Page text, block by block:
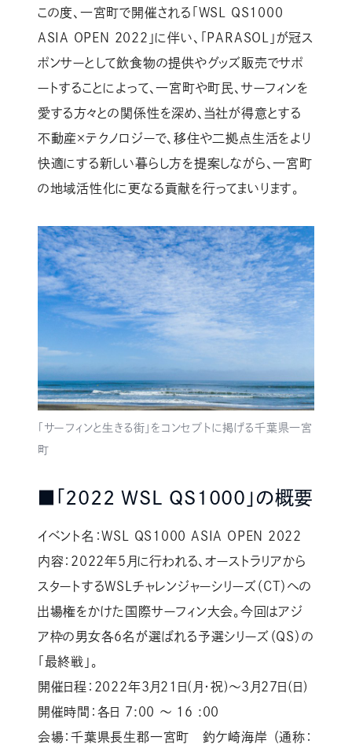
この度、一宮町で開催される「WSL QS1000
ASIA OPEN 2022」に伴い、「PARASOL」が冠ス
ポンサーとして飲食物の提供やグッズ販売でサポ
ートすることによって、一宮町や町民、サーフィンを
愛する方々との関係性を深め、当社が得意とする
不動産×テクノロジーで、移住や二拠点生活をより
快適にする新しい暮らし方を提案しながら、一宮町
の地域活性化に更なる貢献を行ってまいります。
「サーフィンと生きる街」をコンセプトに掲げる千葉県一宮
町
■「2022 WSL QS1000」の概要
イベント名：WSL QS1000 ASIA OPEN 2022
内容：2022年5月に行われる、オーストラリアから
スタートするWSLチャレンジャーシリーズ（CT）への
出場権をかけた国際サーフィン大会。今回はアジ
ア枠の男女各６名が選ばれる予選シリーズ（QS）の
「最終戦」。
開催日程：2022年3月21日(月・祝)～3月27日(日)
開催時間：各日 7:00 ～ 16 :00
会場：千葉県長生郡一宮町 釣ケ崎海岸 （通称：